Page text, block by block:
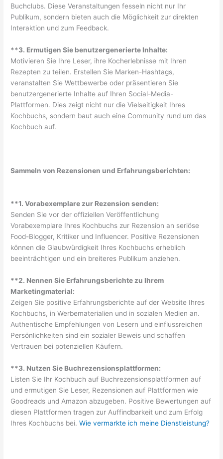
Buchclubs. Diese Veranstaltungen fesseln nicht nur Ihr
Publikum, sondern bieten auch die Möglichkeit zur direkten
Interaktion und zum Feedback.
**3. Ermutigen Sie benutzergenerierte Inhalte:
Motivieren Sie Ihre Leser, ihre Kocherlebnisse mit Ihren
Rezepten zu teilen. Erstellen Sie Marken-Hashtags,
veranstalten Sie Wettbewerbe oder präsentieren Sie
benutzergenerierte Inhalte auf Ihren Social-Media-
Plattformen. Dies zeigt nicht nur die Vielseitigkeit Ihres
Kochbuchs, sondern baut auch eine Community rund um das
Kochbuch auf.
Sammeln von Rezensionen und Erfahrungsberichten:
**1. Vorabexemplare zur Rezension senden:
Senden Sie vor der offiziellen Veröffentlichung
Vorabexemplare Ihres Kochbuchs zur Rezension an seriöse
Food-Blogger, Kritiker und Influencer. Positive Rezensionen
können die Glaubwürdigkeit Ihres Kochbuchs erheblich
beeinträchtigen und ein breiteres Publikum anziehen.
**2. Nennen Sie Erfahrungsberichte zu Ihrem
Marketingmaterial:
Zeigen Sie positive Erfahrungsberichte auf der Website Ihres
Kochbuchs, in Werbematerialien und in sozialen Medien an.
Authentische Empfehlungen von Lesern und einflussreichen
Persönlichkeiten sind ein sozialer Beweis und schaffen
Vertrauen bei potenziellen Käufern.
**3. Nutzen Sie Buchrezensionsplattformen:
Listen Sie Ihr Kochbuch auf Buchrezensionsplattformen auf
und ermutigen Sie Leser, Rezensionen auf Plattformen wie
Goodreads und Amazon abzugeben. Positive Bewertungen auf
diesen Plattformen tragen zur Auffindbarkeit und zum Erfolg
Ihres Kochbuchs bei.Wie vermarkte ich meine Dienstleistung?